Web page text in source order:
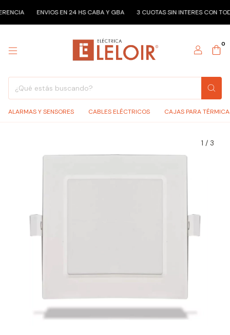
ENVIOS EN 24 HS CABA Y GBA 3 CUOTAS SIN INTERES CON TODOS
0
ALARMAS Y SENSORES CABLES ELÉCTRICOS CAJAS PARA
1 / 3